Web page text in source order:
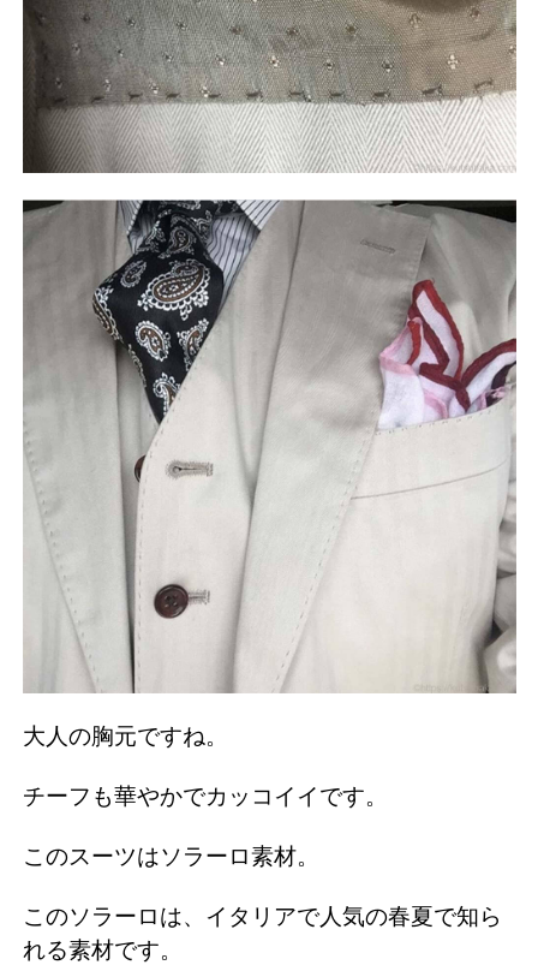
大人の胸元ですね。
チーフも華やかでカッコイイです。
このスーツはソラーロ素材。
このソラーロは、イタリアで人気の春夏で知ら
れる素材です。